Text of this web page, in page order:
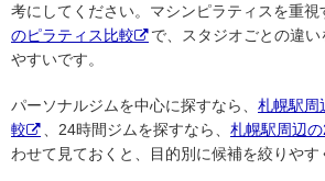
考にしてください。マシンピラティスを重視
のピラティス比較
で、スタジオごとの違
やすいです。
パーソナルジムを中心に探すなら、 札幌駅周
較
、24時間ジムを探すなら、 札幌駅周辺
わせて見ておくと、目的別に候補を絞りやす